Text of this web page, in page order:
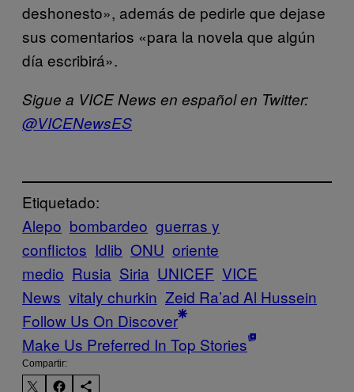
deshonesto», además de pedirle que dejase
sus comentarios «para la novela que algún
día escribirá».
Sigue a VICE News en español en Twitter:
@VICENewsES
Etiquetado:
Alepo bombardeo guerras y
conflictos Idlib ONU oriente
medio Rusia Siria UNICEF VICE
News vitaly churkin Zeid Ra’ad Al Hussein
Follow Us On Discover
Make Us Preferred In Top Stories
Compartir: